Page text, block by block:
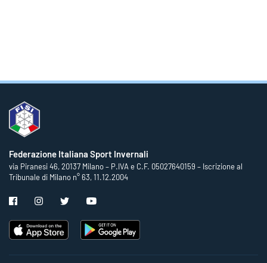
Federazione Italiana Sport Invernali
via Piranesi 46, 20137 Milano – P.IVA e C.F. 05027640159 – Iscrizione al
Tribunale di Milano n° 63, 11.12.2004